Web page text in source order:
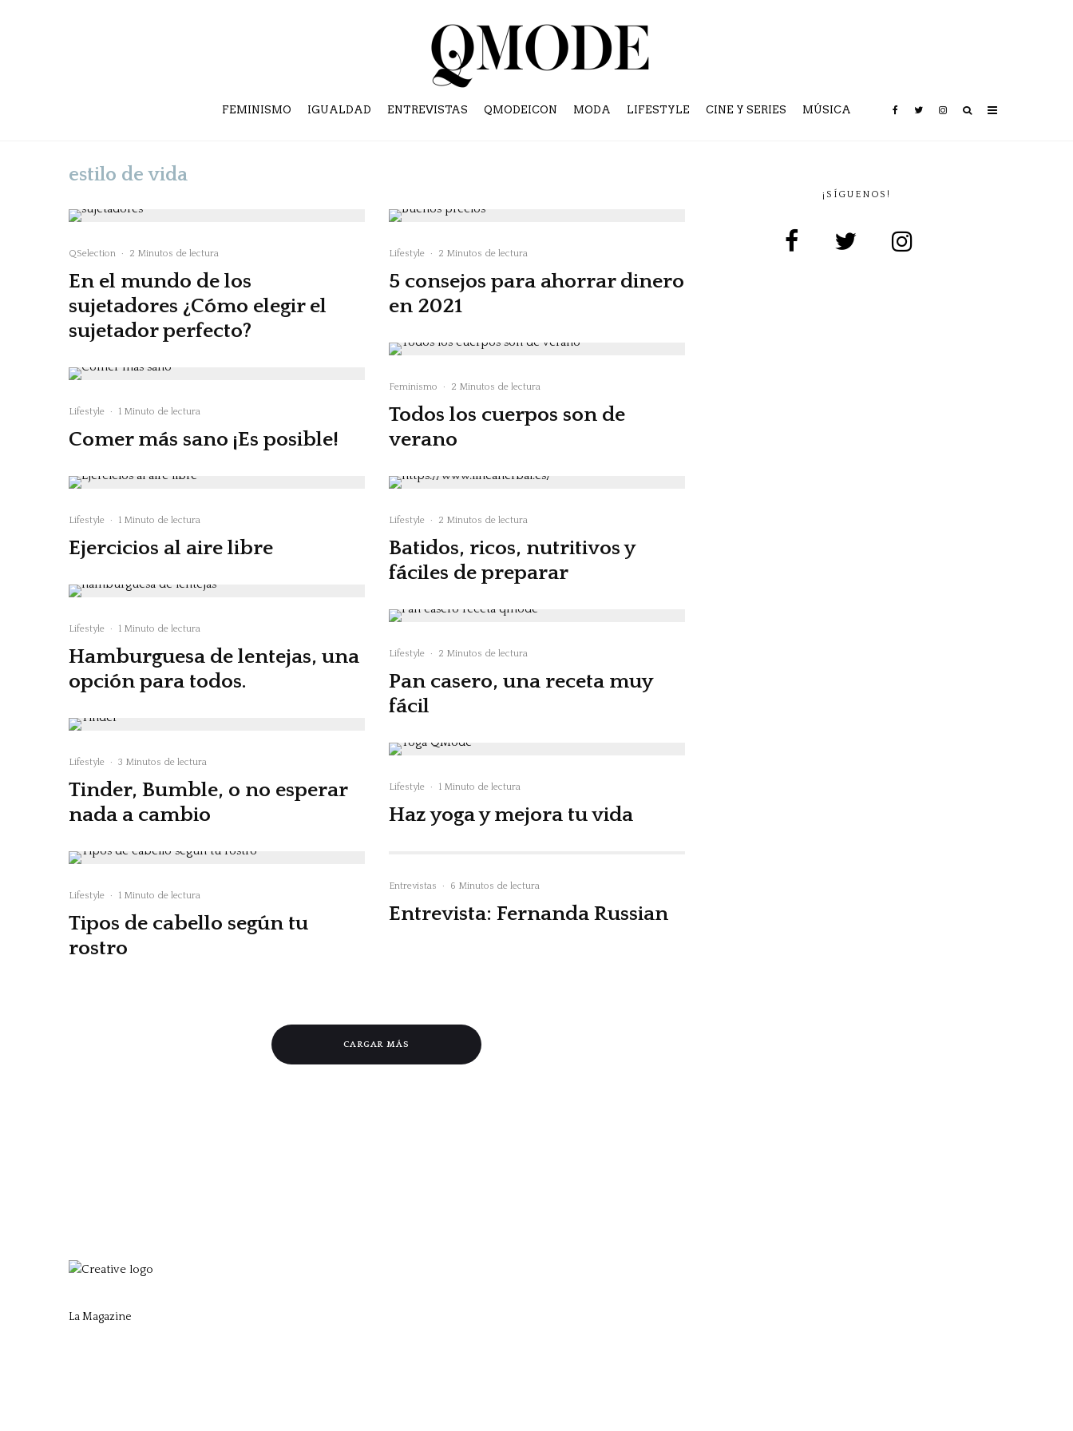
FEMINISMO IGUALDAD ENTREVISTAS QMODEICON MODA LIFESTYLE CINE Y SERIES MÚSICA
estilo de vida
QSelection · 2 Minutos de lectura
En el mundo de los
sujetadores ¿Cómo elegir el
sujetador perfecto?
Lifestyle · 1 Minuto de lectura
Comer más sano ¡Es posible!
Lifestyle · 1 Minuto de lectura
Ejercicios al aire libre
Lifestyle · 1 Minuto de lectura
Hamburguesa de lentejas, una
opción para todos.
Lifestyle · 3 Minutos de lectura
Tinder, Bumble, o no esperar
nada a cambio
Lifestyle · 1 Minuto de lectura
Tipos de cabello según tu
rostro
Lifestyle · 2 Minutos de lectura
5 consejos para ahorrar dinero
en 2021
Feminismo · 2 Minutos de lectura
Todos los cuerpos son de
verano
Lifestyle · 2 Minutos de lectura
Batidos, ricos, nutritivos y
fáciles de preparar
Lifestyle · 2 Minutos de lectura
Pan casero, una receta muy
fácil
Lifestyle · 1 Minuto de lectura
Haz yoga y mejora tu vida
Entrevistas · 6 Minutos de lectura
Entrevista: Fernanda Russian
CARGAR MÁS
¡SÍGUENOS!
La Magazine